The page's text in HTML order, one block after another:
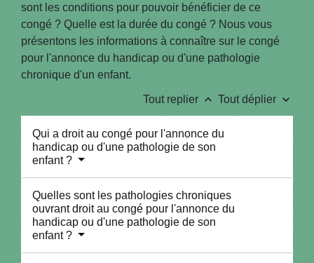
sont les conditions pour pouvoir bénéficier de ce
congé ? Quelle est la durée du congé ? Nous vous
présentons les informations à connaître sur le congé
pour l'annonce du handicap ou d'une pathologie
chronique d'un enfant.
Tout replier keyboard_arrow_up Tout déplier keyboard_arrow_down
Qui a droit au congé pour l'annonce du
handicap ou d'une pathologie de son
enfant ?
Quelles sont les pathologies chroniques
ouvrant droit au congé pour l'annonce du
handicap ou d'une pathologie de son
enfant ?